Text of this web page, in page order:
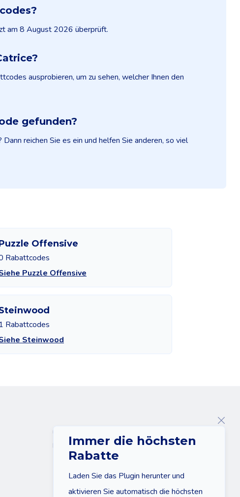
am 8 August 2026 überprüft.
ausprobieren, um zu sehen, welcher Ihnen den
gefunden?
reichen Sie es ein und helfen Sie anderen, so viel
Offensive
Rabattcodes
Puzzle Offensive
1 Rabattcodes
Steinwood
Immer die höchsten
Rabatte
Laden Sie das Plugin herunter und
aktivieren Sie automatisch die höchsten
Über uns
Kontakt